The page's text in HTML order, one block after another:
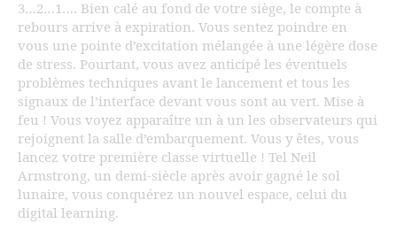
3…2…1…. Bien calé au fond de votre siège, le compte à
rebours arrive à expiration. Vous sentez poindre en
vous une pointe d’excitation mélangée à une légère dose
de stress. Pourtant, vous avez anticipé les éventuels
problèmes techniques avant le lancement et tous les
signaux de l’interface devant vous sont au vert. Mise à
feu ! Vous voyez apparaître un à un les observateurs qui
rejoignent la salle d’embarquement. Vous y êtes, vous
lancez votre première classe virtuelle ! Tel Neil
Armstrong, un demi-siècle après avoir gagné le sol
lunaire, vous conquérez un nouvel espace, celui du
digital learning.